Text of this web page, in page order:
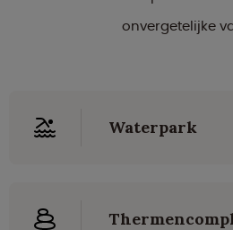
onvergetelijke
Waterpark